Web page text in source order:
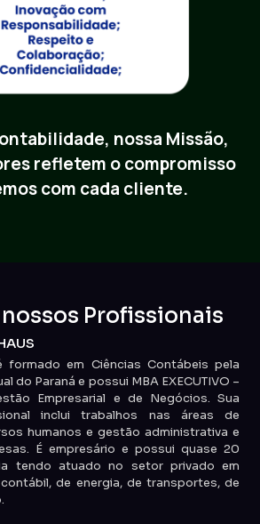
nossa Missão,
refletem o compromisso
com cada cliente.
Profissionais
formado em Ciências Contábeis pela
do Paraná e possui MBA EXECUTIVO –
Empresarial e de Negócios. Sua
inclui trabalhos nas áreas de
humanos e gestão administrativa e
É empresário e possui quase 20
tendo atuado no setor privado em
de energia, de transportes, de